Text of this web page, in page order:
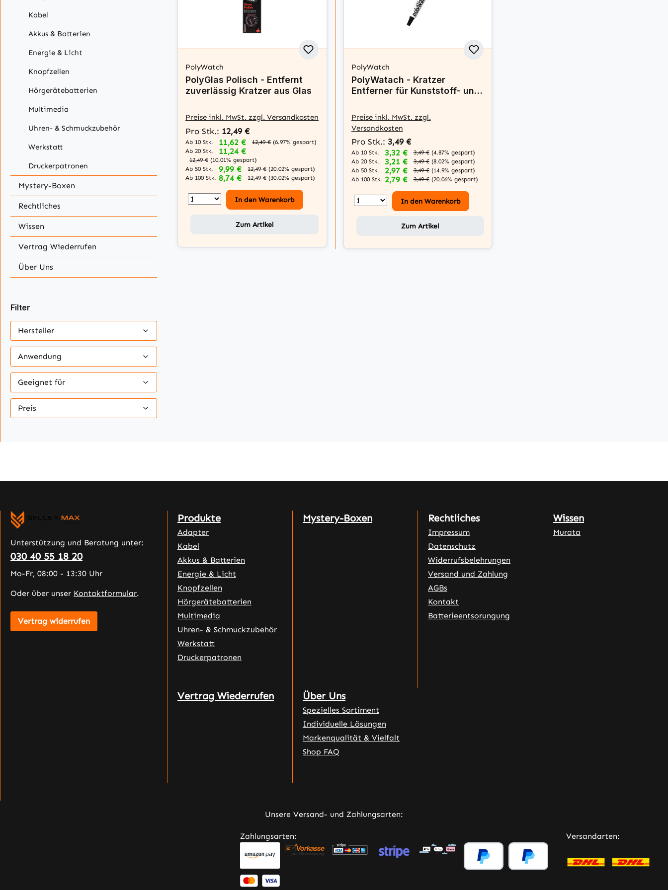
Kabel
Akkus & Batterien
Energie & Licht
Knopfzellen
Hörgerätebatterien
Multimedia
Uhren- & Schmuckzubehör
Werkstatt
Druckerpatronen
Mystery-Boxen
Rechtliches
Wissen
Vertrag Wiederrufen
Über Uns
Filter
Hersteller
Anwendung
Geeignet für
Preis
PolyWatch
PolyGlas Polisch - Entfernt
zuverlässig Kratzer aus Glas
Preise inkl. MwSt. zzgl. Versandkosten
Pro Stk.: 12,49 €
Ab 10 Stk. 11,62 € 12,49 € (6.97% gespart)
Ab 20 Stk.
11,24 €
12,49 € (10.01% gespart)
Ab 50 Stk.
9,99 € 12,49 € (20.02% gespart)
Ab 100 Stk. 8,74 € 12,49 € (30.02% gespart)
In den Warenkorb
Zum Artikel
PolyWatch
PolyWatach - Kratzer
Entferner für Kunststoff- und
Preise inkl. MwSt. zzgl.
Versandkosten
Pro Stk.: 3,49 €
Ab 10 Stk. 3,32 € 3,49 € (4.87% gespart)
Ab 20 Stk.
3,21 € 3,49 € (8.02% gespart)
Ab 50 Stk.
2,97 € 3,49 € (14.9% gespart)
Ab 100 Stk. 2,79 € 3,49 € (20.06% gespart)
In den Warenkorb
Zum Artikel
Unterstützung und Beratung unter:
030 40 55 18 20
Mo-Fr, 08:00 - 13:30 Uhr
Oder über unser Kontaktformular.
Vertrag widerrufen
Produkte
Adapter
Kabel
Akkus & Batterien
Energie & Licht
Knopfzellen
Hörgerätebatterien
Multimedia
Uhren- & Schmuckzubehör
Werkstatt
Druckerpatronen
Mystery-Boxen Rechtliches
Impressum
Datenschutz
Widerrufsbelehrungen
Versand und Zahlung
AGBs
Kontakt
Batterieentsorungung
Wissen
Murata
Vertrag Wiederrufen Über Uns
Spezielles Sortiment
Individuelle Lösungen
Markenqualität & Vielfalt
Shop FAQ
Unsere Versand- und Zahlungsarten:
Zahlungsarten: Versandarten: